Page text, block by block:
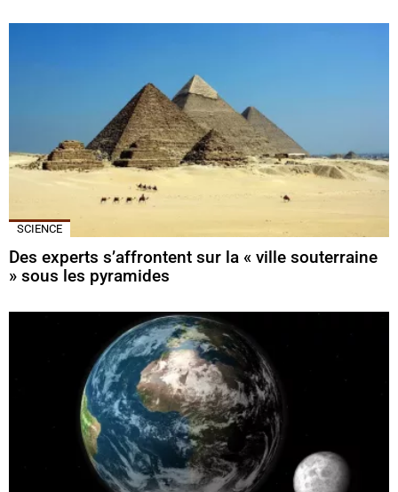
SCIENCE
Des experts s’affrontent sur la « ville souterraine
» sous les pyramides